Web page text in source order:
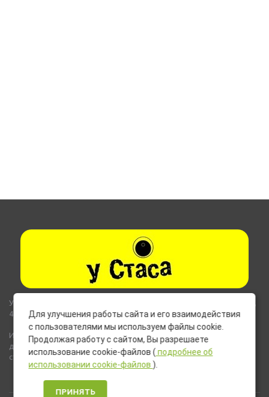
Указанные на сайте цены не являются публичной офертой (ст.435,
437 ГК РФ).
Используемые на сайте изображения товаров могут включать
дополнительное оборудование и компоненты, не входящие в
стандартную комплектацию товара.
Для улучшения работы сайта и его взаимодействия
с пользователями мы используем файлы cookie.
Продолжая работу с сайтом, Вы разрешаете
использование cookie-файлов ( подробнее об
использовании cookie-файлов ).
ПРИНЯТЬ